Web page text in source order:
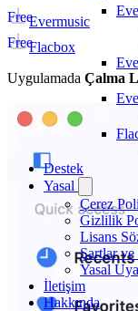
Destek
Yasal
Çerez
Gizlilik
Lisans
Şartlar
Yasal
İletişim
Hakkında
Evermusic
Free
Flacbox
Free
Uygulamada Çalma